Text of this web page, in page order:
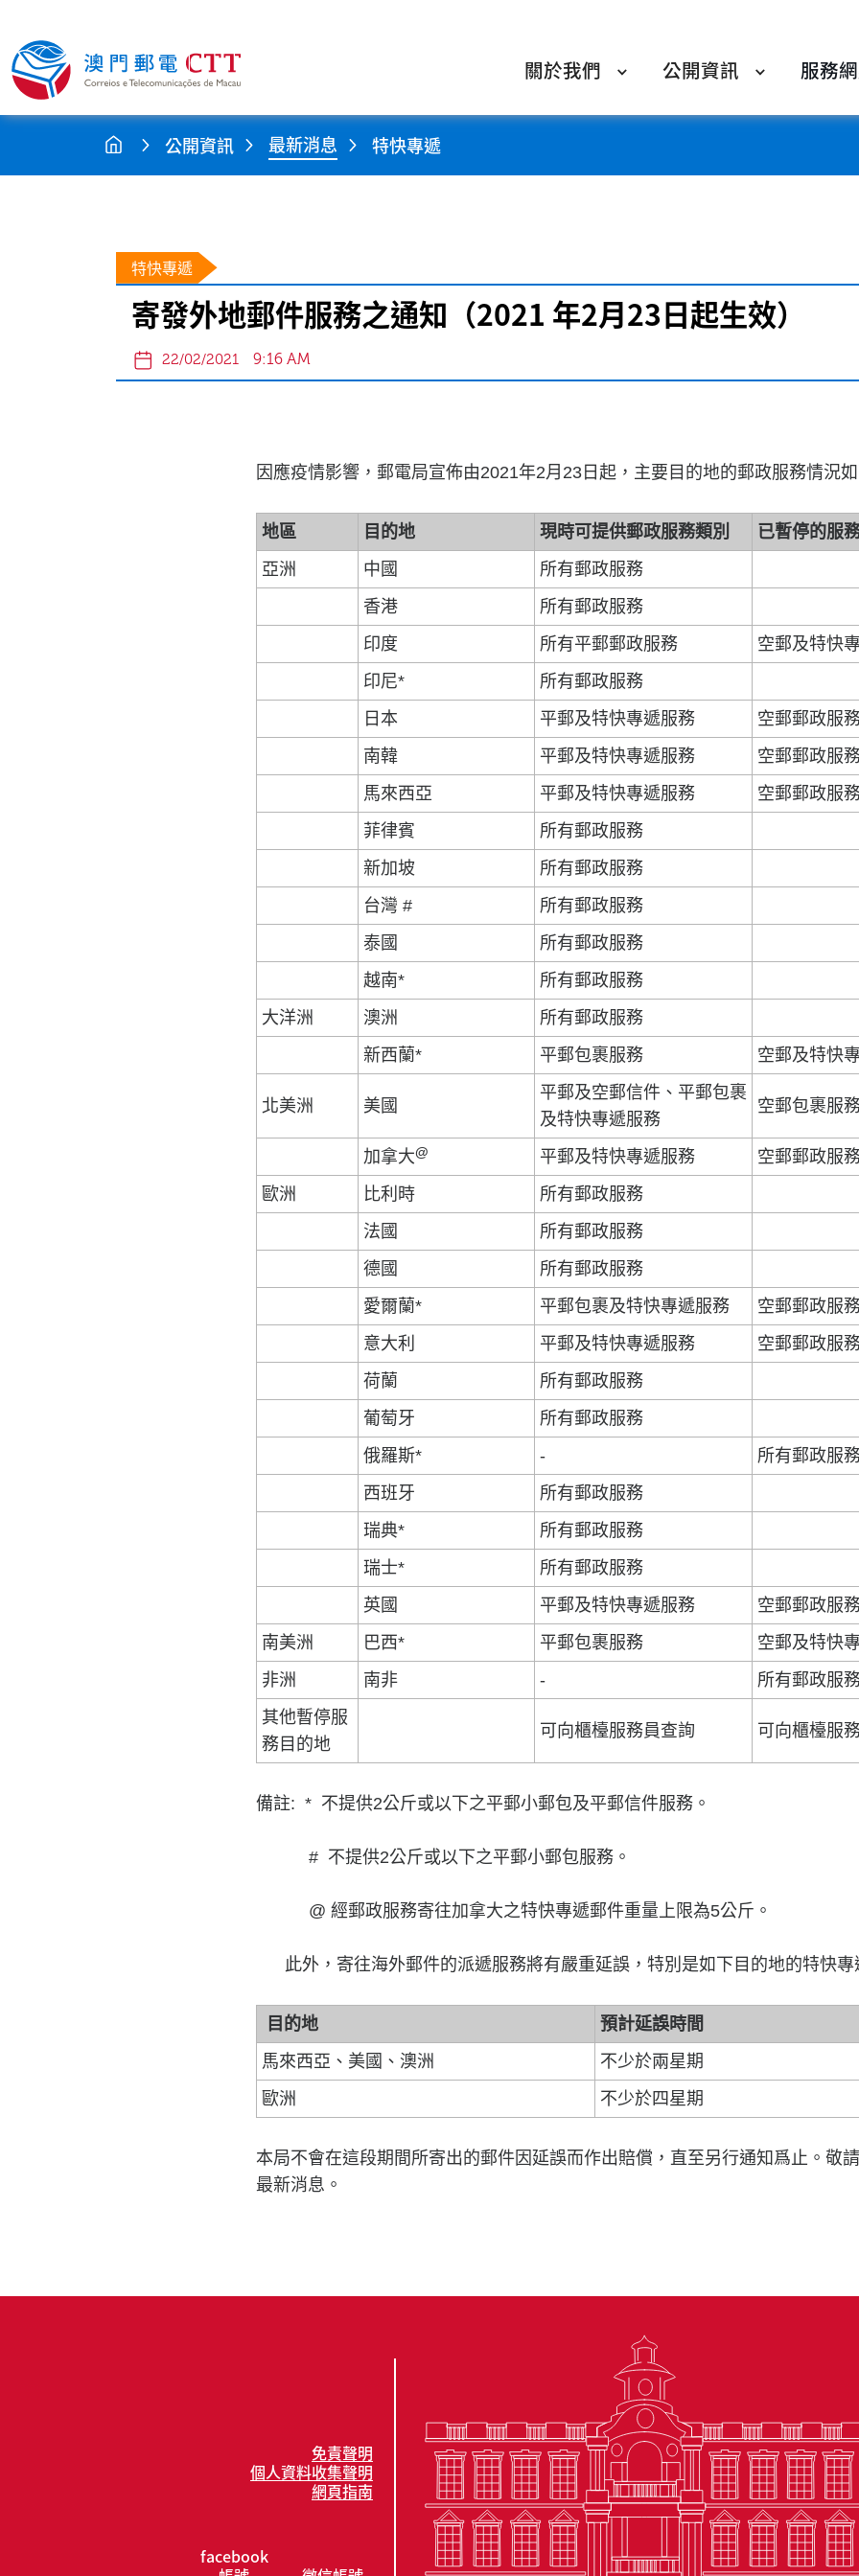
關於我們 公開資訊 服務
公開資訊 最新消息 特快專遞
特快專遞
寄發外地郵件服務之通知（2021 年2月23日起生效）
22/02/2021 9:16 AM
因應疫情影響，郵電局宣佈由2021年2月23日起，主要目的地的郵政服務情況
地區 目的地 現時可提供郵政服務類別
已暫停的服
亞洲
中國
所有郵政服務
香港
所有郵政服務
印度
所有平郵郵政服務
空郵及特快
印尼*
所有郵政服務
日本
平郵及特快專遞服務
空郵郵政服
南韓
平郵及特快專遞服務
空郵郵政服
馬來西亞
平郵及特快專遞服務
空郵郵政服
菲律賓
所有郵政服務
新加坡
所有郵政服務
台灣 #
所有郵政服務
泰國
所有郵政服務
越南*
所有郵政服務
大洋洲
澳洲
所有郵政服務
新西蘭*
平郵包裹服務 空郵及特快
北美洲 美國
平郵及空郵信件、平郵包裹
及特快專遞服務
空郵包裹服
加拿大@ 平郵及特快專遞服務
空郵郵政服
歐洲
比利時
所有郵政服務
法國
所有郵政服務
德國
所有郵政服務
愛爾蘭*
平郵包裹及特快專遞服務
空郵郵政服
意大利
平郵及特快專遞服務
空郵郵政服
荷蘭
所有郵政服務
葡萄牙
所有郵政服務
俄羅斯*
-
所有郵政服
西班牙
所有郵政服務
瑞典*
所有郵政服務
瑞士*
所有郵政服務
英國
平郵及特快專遞服務
空郵郵政服
南美洲
巴西* 平郵包裹服務
空郵及特快
非洲
南非 -
所有郵政服
其他暫停服
務目的地
可向櫃檯服務員查詢 可向櫃檯服
備註: * 不提供2公斤或以下之平郵小郵包及平郵信件服務。
# 不提供2公斤或以下之平郵小郵包服務。
@ 經郵政服務寄往加拿大之特快專遞郵件重量上限為5公斤。
此外，寄往海外郵件的派遞服務將有嚴重延誤，特別是如下目的地的特快專
目的地
預計延誤時間
馬來西亞、美國、澳洲
不少於兩星期
歐洲
不少於四星期
本局不會在這段期間所寄出的郵件因延誤而作出賠償，直至另行通知爲止。敬
最新消息。
免責聲明
個人資料收集聲明
網頁指南
facebook